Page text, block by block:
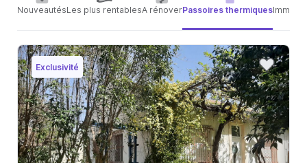
NouveautésLes plus rentablesA rénoverPassoires thermiques
Exclusivité